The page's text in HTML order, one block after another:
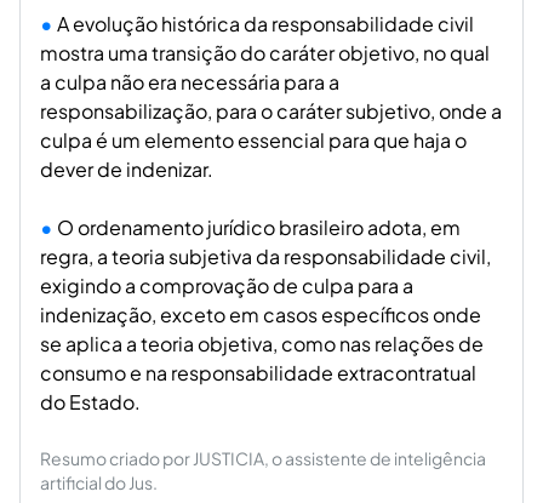
A evolução histórica da responsabilidade civil
mostra uma transição do caráter objetivo, no qual
a culpa não era necessária para a
responsabilização, para o caráter subjetivo, onde a
culpa é um elemento essencial para que haja o
dever de indenizar.
O ordenamento jurídico brasileiro adota, em
regra, a teoria subjetiva da responsabilidade civil,
exigindo a comprovação de culpa para a
indenização, exceto em casos específicos onde
se aplica a teoria objetiva, como nas relações de
consumo e na responsabilidade extracontratual
do Estado.
Resumo criado por JUSTICIA, o assistente de inteligência
artificial do Jus.